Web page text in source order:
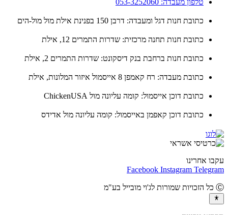
טלפון מעבדה: 053-3252060
כתובת חנות דגל ומעבדה: דרבן 150 בפנינת אילת מול מול-הים
כתובת חנות תחנה מרכזית: שדרות התמרים 12, אילת
כתובת חנות ברחבת בנק דיסקונט: שדרות התמרים 2, אילת
כתובת מעבדה: רח קאמפן 8 אייסמול איזור המלונות, אילת
כתובת דוכן אייסמול: קומה עליונה מול ChickenUSA
כתובת דוכן קאפמן באייסמול: קומה עליונה מול אדידס
אחרינו
Facebook Instagram